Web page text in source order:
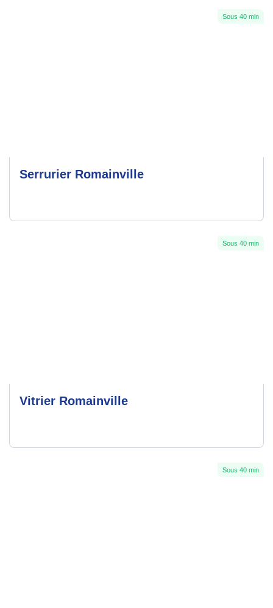
Sous 40 min
Serrurier Romainville
Sous 40 min
Vitrier Romainville
Sous 40 min